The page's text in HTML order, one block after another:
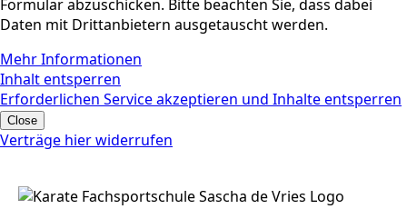
Formular abzuschicken. Bitte beachten Sie, dass dabei
Daten mit Drittanbietern ausgetauscht werden.
Mehr Informationen
Inhalt entsperren
Erforderlichen Service akzeptieren und Inhalte entsperren
Close
Verträge hier widerrufen